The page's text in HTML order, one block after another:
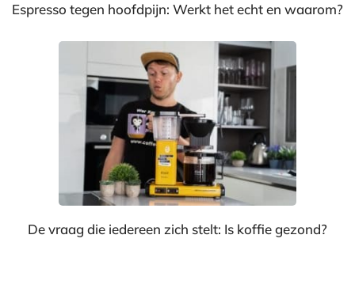
Espresso tegen hoofdpijn: Werkt het echt en waarom?
De vraag die iedereen zich stelt: Is koffie gezond?